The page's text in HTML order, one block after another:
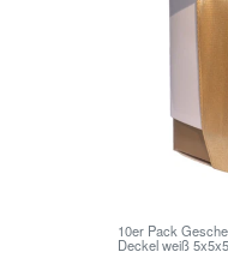
10er Pack
Deckel weiß